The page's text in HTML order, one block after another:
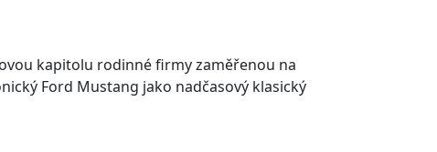
kapitolu rodinné firmy zaměřenou na
Ford Mustang jako nadčasový klasický